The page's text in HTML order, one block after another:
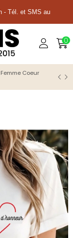
- Tél. et SMS au
0
Coeur